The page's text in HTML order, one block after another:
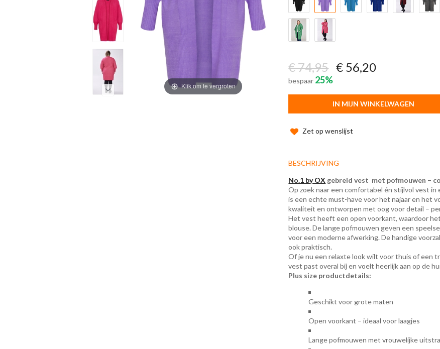
Klik om te vergroten
€ 74,95 € 56,20
bespaar 25%
IN MIJN WINKELWAGEN
Zet op wenslijst
BESCHRIJVING
No.1 by OX gebreid vest met pofmouwen –
Op zoek naar een comfortabel én stijlvol vest
is een echte must-have voor het najaar en het
kwaliteit en ontworpen met oog voor detail –
Het vest heeft een open voorkant, waardoor
blouse. De lange pofmouwen geven een
voor een moderne afwerking. De handige
ook praktisch.
Of je nu een relaxte look wilt voor thuis of een
vest past overal bij en voelt heerlijk aan op de
Plus size productdetails:
Geschikt voor grote maten
Open voorkant – ideaal voor laagjes
Lange pofmouwen met vrouwelijke